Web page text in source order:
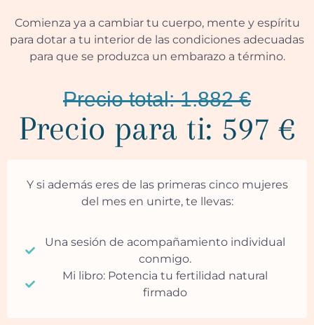
Comienza ya a cambiar tu cuerpo, mente y espíritu
para dotar a tu interior de las condiciones adecuadas
para que se produzca un embarazo a término.
Precio total: 1.882 €
Precio para ti: 597 €
Y si además eres de las primeras cinco mujeres
del mes en unirte, te llevas:
Una sesión de acompañamiento individual
conmigo.
Mi libro: Potencia tu fertilidad natural
firmado